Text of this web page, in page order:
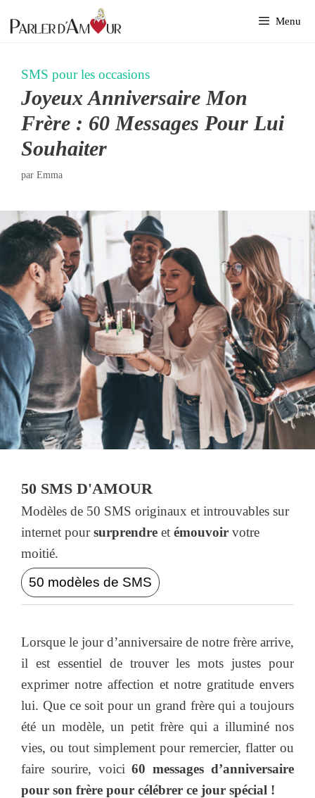
au
Menu
SMS pour les occasions
Joyeux Anniversaire Mon
Frère : 60 Messages Pour Lui
Souhaiter
par Emma
50 SMS D'AMOUR
Modèles de 50 SMS originaux et introuvables sur
internet poursurprendre et émouvoir votre
moitié.
50 modèles de SMS
Lorsque le jour d’anniversaire de notre frère arrive,
il est essentiel de trouver les mots justes pour
exprimer notre affection et notre gratitude envers
lui. Que ce soit pour un grand frère qui a toujours
été un modèle, un petit frère qui a illuminé nos
vies, ou tout simplement pour remercier, flatter ou
faire sourire, voici60 messages d’anniversaire
pour son frère pour célébrer ce jour spécial !